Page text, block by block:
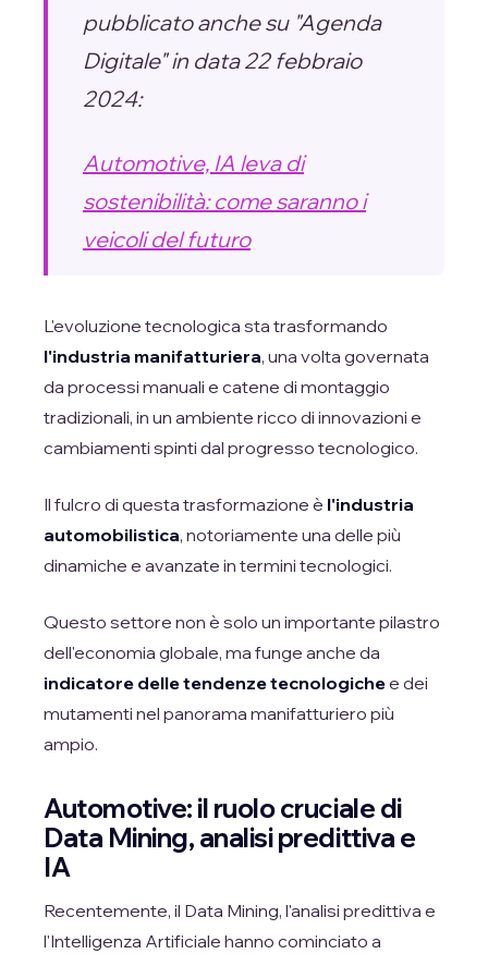
pubblicato anche su "Agenda
Digitale" in data 22 febbraio
2024:
Automotive, IA leva di
sostenibilità: come saranno i
veicoli del futuro
L'evoluzione tecnologica sta trasformando
l'industria manifatturiera, una volta governata
da processi manuali e catene di montaggio
tradizionali, in un ambiente ricco di innovazioni e
cambiamenti spinti dal progresso tecnologico.
Il fulcro di questa trasformazione è l'industria
automobilistica, notoriamente una delle più
dinamiche e avanzate in termini tecnologici.
Questo settore non è solo un importante pilastro
dell'economia globale, ma funge anche da
indicatore delle tendenze tecnologichee dei
mutamenti nel panorama manifatturiero più
ampio.
Automotive: il ruolo cruciale di
Data Mining, analisi predittiva e
IA
Recentemente, il Data Mining, l'analisi predittiva e
l'Intelligenza Artificiale hanno cominciato a